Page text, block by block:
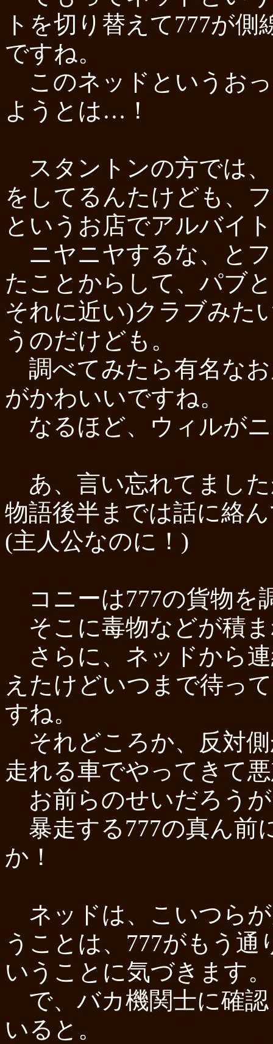
トを切り替えて777が
ですね。
このネッドというお
ようとは…！
スタントンの方では
をしてるんたけども、
というお店でアルバイ
ニヤニヤするな、と
たことからして、パブ
それに近い)クラブみた
うのだけども。
調べてみたら有名な
がかわいいですね。
なるほど、ウィルが
あ、言い忘れてまし
物語後半までは話に絡
(主人公なのに！)
コニーは777の貨物を
そこに毒物などが積
さらに、ネッドから
えたけどいつまで待っ
すね。
それどころか、反対
走れる車でやってきて
お前らのせいだろう
暴走する777の真ん前
か！
ネッドは、こいつら
うことは、777がもう
いうことに気づきます。
で、バカ機関士に確認
いると。